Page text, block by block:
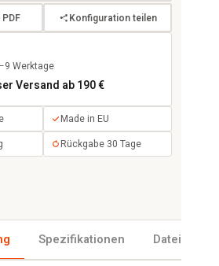
Konfiguration teilen
Werktage
Versand ab 190 €
Made in EU
Rückgabe 30 Tage
Spezifikationen Dateien